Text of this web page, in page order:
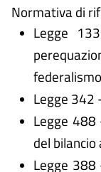
Normativa di
Legge
Legge 342
Legge
del
Legge